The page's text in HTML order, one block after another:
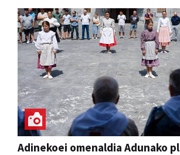
Adinekoei omenaldia Adunako